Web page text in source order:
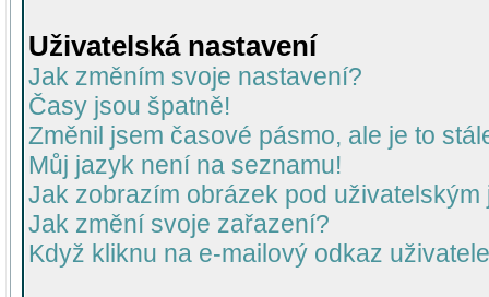
Uživatelská nastavení
Jak změním svoje nastavení?
Časy jsou špatně!
Změnil jsem časové pásmo, ale je to
Můj jazyk není na seznamu!
Jak zobrazím obrázek pod uživatelským
Jak změní svoje zařazení?
Když kliknu na e-mailový odkaz